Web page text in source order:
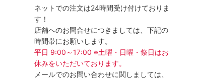
ネットでの注文は24時間受け付けておりま
す！
店舗へのお問合せにつきましては、下記の
時間帯にお願いします。
平日 9:00～17:00 ※土曜・日曜・祭日はお
休みをいただいております。
メールでのお問い合わせに関しましては、